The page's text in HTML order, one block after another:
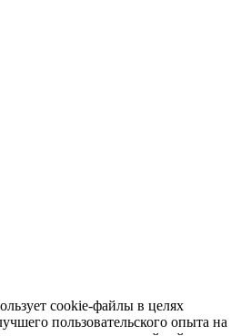
cookie-файлы в целях
пользовательского опыта на